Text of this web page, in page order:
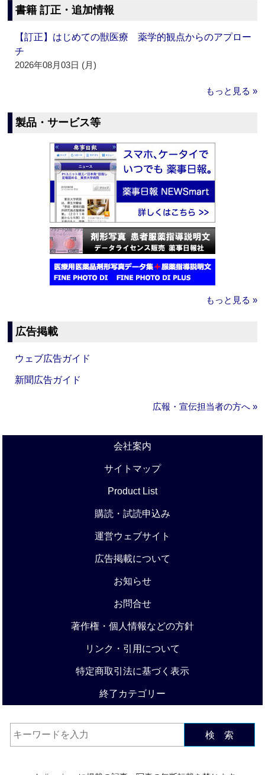
書籍 訂正・追加情報
【訂正】はじめての獣医療 薬学的観点からのアプロー
チ
2026年08月03日 (月)
もっと見る »
製品・サービス等
もっと見る »
広告掲載
ウェブ広告ガイド
新聞広告ガイド
広報・宣伝担当者の方へ »
会社案内
サイトマップ
Product List
購読・試読申込み
運営ウェブサイト
広告掲載について
お知らせ
お問合せ
著作権・個人情報などの方針
リンク・引用について
特定商取引法に基づく表示
終了カテゴリー
検 索